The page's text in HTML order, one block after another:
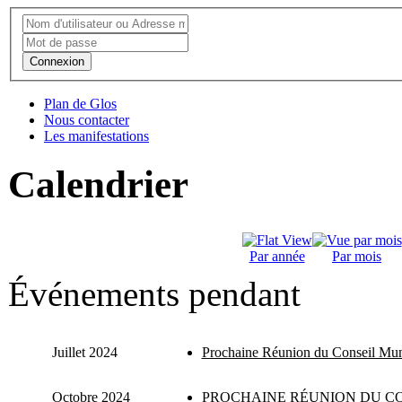
Connexion
Plan de Glos
Nous contacter
Les manifestations
Calendrier
Par année Par mois
Événements pendant
Juillet 2024 Prochaine Réunion du Conseil
Octobre 2024 PROCHAINE RÉUNION DU